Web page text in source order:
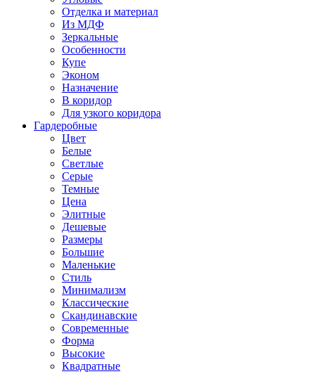
Отделка и материал
Из МДФ
Зеркальные
Особенности
Купе
Эконом
Назначение
В коридор
Для узкого коридора
Гардеробные
Цвет
Белые
Светлые
Серые
Темные
Цена
Элитные
Дешевые
Размеры
Большие
Маленькие
Стиль
Минимализм
Классические
Скандинавские
Современные
Форма
Высокие
Квадратные